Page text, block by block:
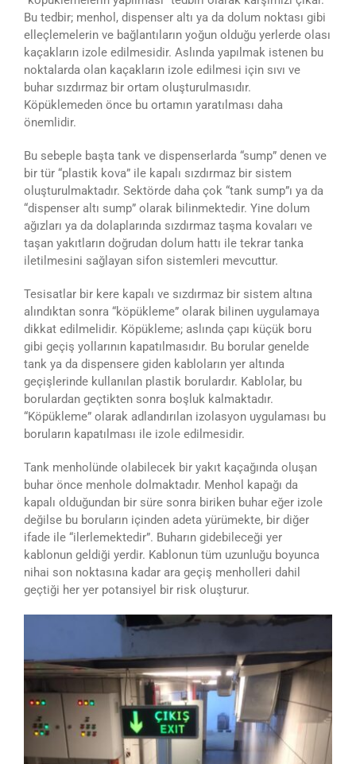
Bu tedbir; menhol, dispenser altı ya da dolum noktası gibi
elleçlemelerin ve bağlantıların yoğun olduğu yerlerde olası
kaçakların izole edilmesidir. Aslında yapılmak istenen bu
noktalarda olan kaçakların izole edilmesi için sıvı ve
buhar sızdırmaz bir ortam oluşturulmasıdır.
Köpüklemeden önce bu ortamın yaratılması daha
önemlidir.
Bu sebeple başta tank ve dispenserlarda “sump” denen ve
bir tür “plastik kova” ile kapalı sızdırmaz bir sistem
oluşturulmaktadır. Sektörde daha çok “tank sump”ı ya da
“dispenser altı sump” olarak bilinmektedir. Yine dolum
ağızları ya da dolaplarında sızdırmaz taşma kovaları ve
taşan yakıtların doğrudan dolum hattı ile tekrar tanka
iletilmesini sağlayan sifon sistemleri mevcuttur.
Tesisatlar bir kere kapalı ve sızdırmaz bir sistem altına
alındıktan sonra “köpükleme” olarak bilinen uygulamaya
dikkat edilmelidir. Köpükleme; aslında çapı küçük boru
gibi geçiş yollarının kapatılmasıdır. Bu borular genelde
tank ya da dispensere giden kabloların yer altında
geçişlerinde kullanılan plastik borulardır. Kablolar, bu
borulardan geçtikten sonra boşluk kalmaktadır.
“Köpükleme” olarak adlandırılan izolasyon uygulaması bu
boruların kapatılması ile izole edilmesidir.
Tank menholünde olabilecek bir yakıt kaçağında oluşan
buhar önce menhole dolmaktadır. Menhol kapağı da
kapalı olduğundan bir süre sonra biriken buhar eğer izole
değilse bu boruların içinden adeta yürümekte, bir diğer
ifade ile “ilerlemektedir”. Buharın gidebileceği yer
kablonun geldiği yerdir. Kablonun tüm uzunluğu boyunca
nihai son noktasına kadar ara geçiş menholleri dahil
geçtiği her yer potansiyel bir risk oluşturur.